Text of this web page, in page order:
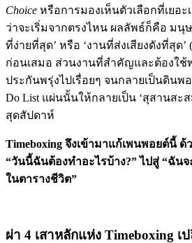
Choice หรือการมองเห็นตัวเลือกที่เยอ
ว่าจะเริ่มจากตรงไหน ผลลัพธ์ก็คือ มนุษ
ที่ง่ายที่สุด’ หรือ ‘งานที่ส่งเสียงดังที่สุด
ก่อนเสมอ ส่วนงานที่สำคัญและต้องใช้
ประกันพรุ่งไปเรื่อยๆ จนกลายเป็นดินพ
Do List แผ่นนั้นให้กลายเป็น ‘สุสานสะ
สุดสัปดาห์
Timeboxing จึงเข้ามาแก้เพนพอยต์นี้
“วันนี้ฉันต้องทำอะไรบ้าง?” ไปสู่ “ฉันจ
ในตารางชีวิต”
ผ่า 4 เสาหลักแห่ง Timeboxing เ